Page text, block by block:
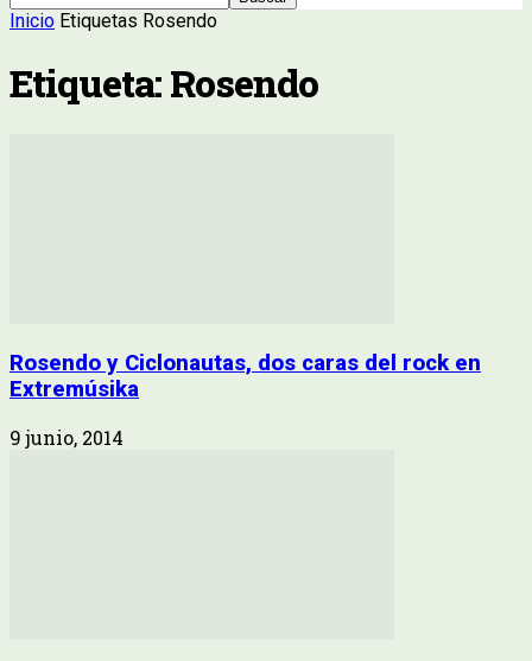
Inicio Etiquetas Rosendo
Etiqueta: Rosendo
Rosendo y Ciclonautas, dos caras del rock en
Extremúsika
9 junio, 2014